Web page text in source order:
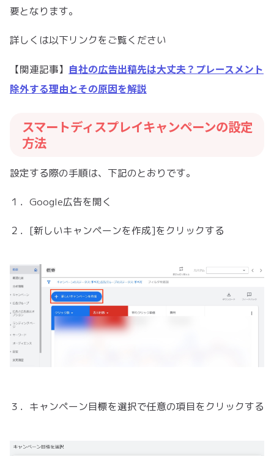
要となります。
詳しくは以下リンクをご覧ください
【関連記事】 自社の広告出稿先は大丈夫？プレースメント
除外する理由とその原因を解説
スマートディスプレイキャンペーンの設定
方法
設定する際の手順は、下記のとおりです。
１．Google広告を開く
２．[新しいキャンペーンを作成]をクリックする
３．キャンペーン目標を選択で任意の項目をクリックする